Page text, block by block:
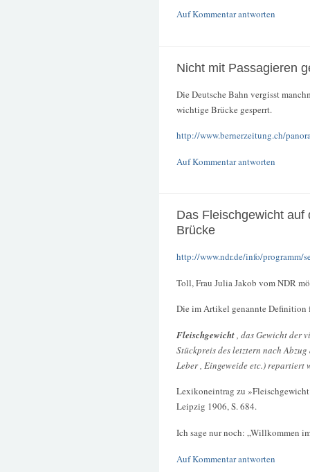
Auf Kommentar antworten
Nicht mit Passagieren
Die Deutsche Bahn vergisst
wichtige Brücke gesperrt.
http://www.bernerzeitung.ch/
Auf Kommentar antworten
Das Fleischgewicht auf
Brücke
http://www.ndr.de/info/programm/
Toll, Frau Julia Jakob vom NDR
Die im Artikel genannte Definition
Fleischgewicht, das Gewicht der
Stückpreis des letztern nach
Leber , Eingeweide etc.) repartiert
Lexikoneintrag zu
Leipzig 1906, S. 684.
Ich sage nur noch: „Willkommen
Auf Kommentar antworten